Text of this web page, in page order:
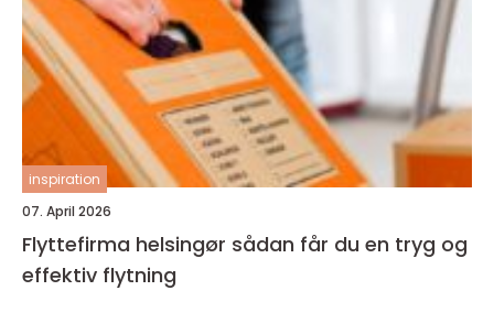
inspiration
07. April 2026
Flyttefirma helsingør sådan får du en tryg og
effektiv flytning